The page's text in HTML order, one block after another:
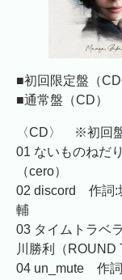
■初回限定盤（
■通常盤（CD）
〈CD〉 ※初回
01 ないものねだ
（cero）
02 discord 作詞:
輔
03 タイムトラベ
川勝利（ROUND
04 un_mute 作詞